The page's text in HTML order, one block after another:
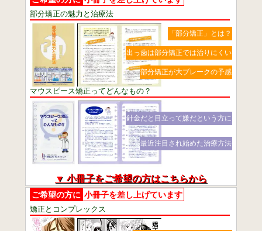
部分矯正の魅力と治療法
「部分矯正」とは？
出っ歯は部分矯正では治りにくい
部分矯正が大ブレークの予感
マウスピース矯正ってどんなもの？
針金だと目立って嫌だという方に
最近注目され始めた治療方法
▼ 小冊子をご希望の方はこちらから
ご希望の方に 小冊子を差し上げています
矯正とコンプレックス